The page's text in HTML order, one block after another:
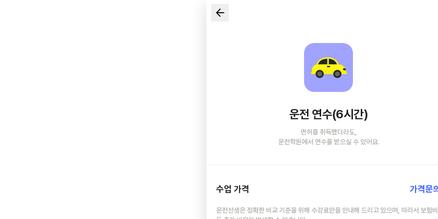
운전 연수(6시간)
면허를 취득했더라도,
운전학원에서 연수를 받으실 수 있어요.
수업 가격 가격문
운전선생은 정확한 비교 기준을 위해 수강료만을 안내해 드리고 있으며, 따라서 보험비